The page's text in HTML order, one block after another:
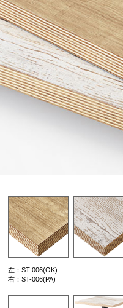
左：ST-006(OK)
右：ST-006(PA)